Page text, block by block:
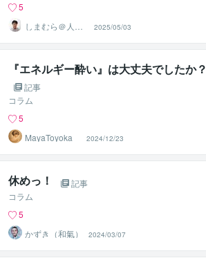
5
しまむら＠人事
コンサルタント
2025/05/03
『エネルギー酔い』は大丈夫でしたか？
記事
コラム
5
MayaToyoka
2024/12/23
休めっ！
記事
コラム
5
かずき（和氣）
2024/03/07